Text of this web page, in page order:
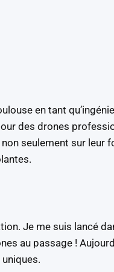
en tant
des drones
seulement sur leur
Je me suis lancé
au passage !